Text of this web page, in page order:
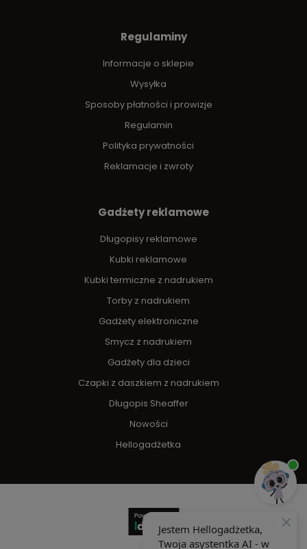
Regulaminy
Informacje o sklepie
Wysyłka
Sposoby płatności i prowizje
Regulamin
Polityka prywatności
Reklamacje i zwroty
Gadżety reklamowe
Długopisy reklamowe
Kubki reklamowe
Kubki termiczne z nadrukiem
Torby z nadrukiem
Gadżety elektroniczne
Smycz z nadrukiem
Gadżety dla dzieci
Czapki z daszkiem z nadrukiem
Długopis Sheaffer
Nowości
Hellogadżetka